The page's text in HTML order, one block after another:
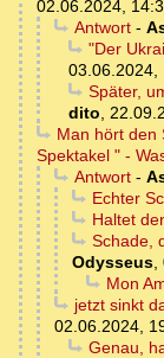
02.06.2024,
Antwort-
"Der
03.06.2024,
Später,
dito,
Man hört den
Spektakel " -
Antwort-
Echter
Haltet
Schade,
Odysseus,
Mon
jetzt sinkt
02.06.2024,
Genau,